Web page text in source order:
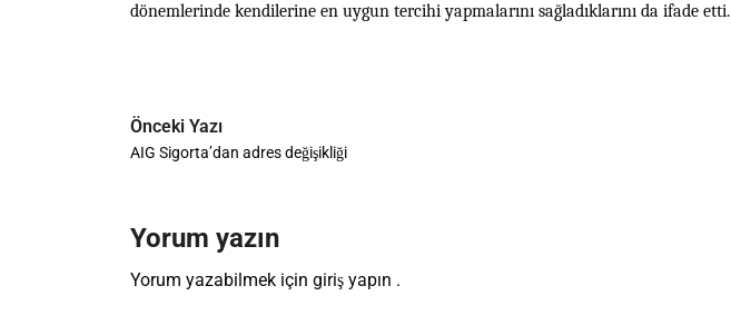
dönemlerinde kendilerine en uygun tercihi yapmalarını sağladıklarını da ifade etti.
Önceki Yazı
AIG Sigorta’dan adres değişikliği
Yorum yazın
Yorum yazabilmek için giriş yapın .